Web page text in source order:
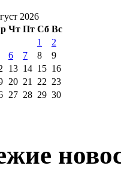
2026
Чт Пт Сб Вс
1
2
6 7 8
9
13 14 15 16
20 21 22 23
27 28 29 30